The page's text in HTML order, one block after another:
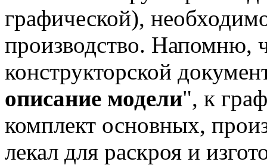
графической),
производство. Напомню,
конструкторской
описание модели", к
комплект основных,
лекал для раскроя и